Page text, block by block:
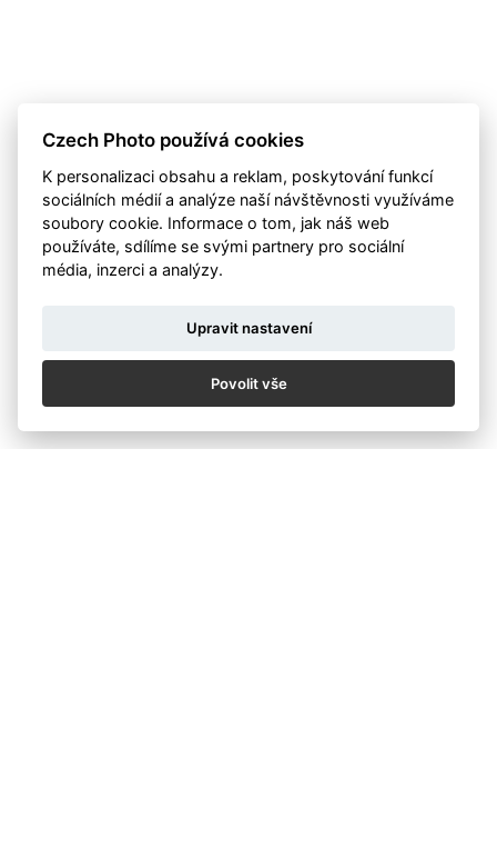
Czech Photo používá cookies
K personalizaci obsahu a reklam, poskytování funkcí
sociálních médií a analýze naší návštěvnosti využíváme
soubory cookie. Informace o tom, jak náš web
používáte, sdílíme se svými partnery pro sociální
média, inzerci a analýzy.
Upravit nastavení
Povolit vše